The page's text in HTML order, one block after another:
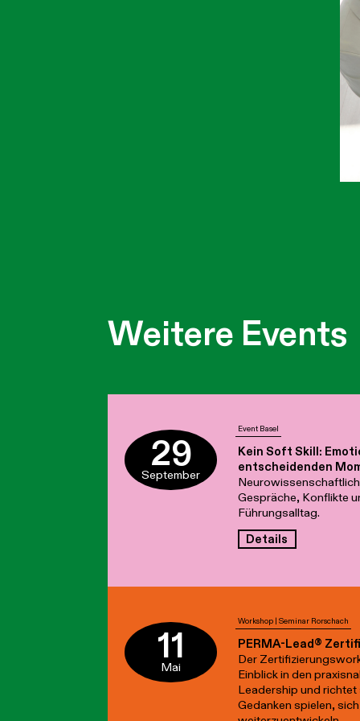
Weitere Events
29
September
Event Basel
Kein Soft Skill:
entscheidenden
Gespräche, Konflikte
Führungsalltag.
Details
11
Mai
Workshop | Seminar Rorschach
PERMA-Lead®
Der
Einblick in den
Leadership und richtet
Gedanken spielen,